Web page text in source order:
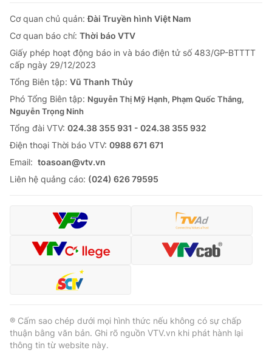
Cơ quan chủ quản:Đài Truyền hình Việt Nam
Cơ quan báo chí: Thời báo VTV
Giấy phép hoạt động báo in và báo điện tử số 483/GP-BTTTT
cấp ngày 29/12/2023
Tổng Biên tập: Vũ Thanh Thủy
Phó Tổng Biên tập: Nguyễn Thị Mỹ Hạnh, Phạm Quốc Thắng,
Nguyễn Trọng Ninh
Tổng đài VTV: 024.38 355 931 - 024.38 355 932
Ðiện thoại Thời báo VTV: 0988 671 671
Email: toasoan@vtv.vn
Liên hệ quảng cáo: (024) 626 79595
® Cấm sao chép dưới mọi hình thức nếu không có sự chấp
thuận bằng văn bản. Ghi rõ nguồn VTV.vn khi phát hành lại
thông tin từ website này.